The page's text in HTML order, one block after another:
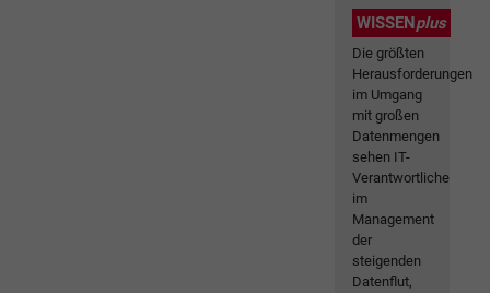
WISSENplus
Die größten
Herausforderungen
im Umgang
mit großen
Datenmengen
sehen IT-
Verantwortliche
im
Management
der
steigenden
Datenflut,